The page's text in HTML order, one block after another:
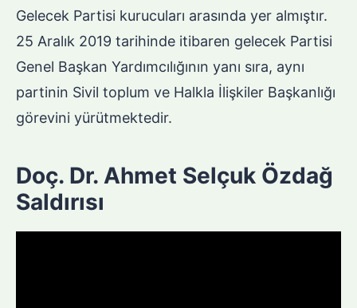
Gelecek Partisi kurucuları arasında yer almıştır.
25 Aralık 2019 tarihinde itibaren gelecek Partisi
Genel Başkan Yardımcılığının yanı sıra, aynı
partinin Sivil toplum ve Halkla İlişkiler Başkanlığı
görevini yürütmektedir.
Doç. Dr. Ahmet Selçuk Özdağ
Saldırısı